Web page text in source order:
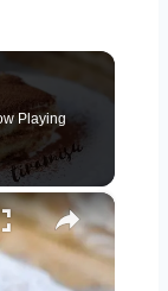
Playing
×